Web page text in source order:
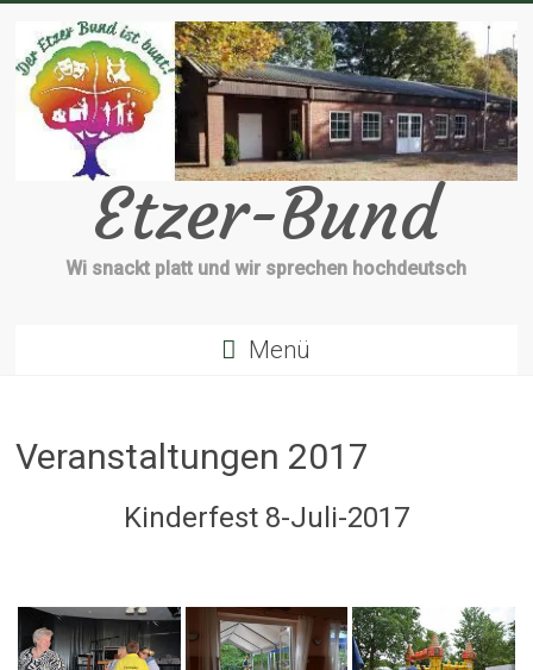
Inhalt
springen
Etzer-Bund
Wi snackt platt und wir sprechen hochdeutsch
Menü
Veranstaltungen 2017
Kinderfest 8-Juli-2017